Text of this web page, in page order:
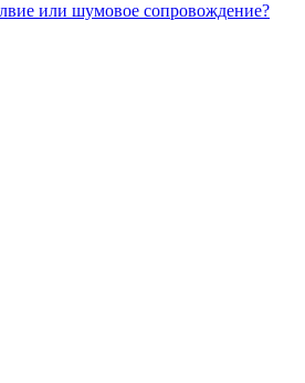
или шумовое сопровождение?